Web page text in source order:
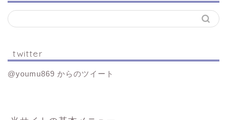
twitter
@youmu869 からのツイート